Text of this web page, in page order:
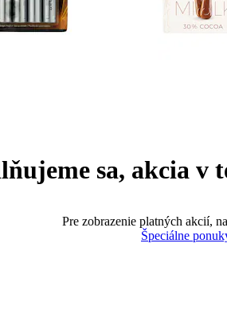
sa, akcia
Pre zobrazenie platných akcií,
Špeciálne